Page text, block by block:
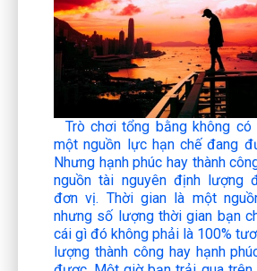
Trò chơi tổng bằng không có
một nguồn lực hạn chế đang
Nhưng hạnh phúc hay thành
nguồn tài nguyên định lượng
đơn vị. Thời gian là một
nhưng số lượng thời gian bạn
cái gì đó không phải là 100%
lượng thành công hay hạnh